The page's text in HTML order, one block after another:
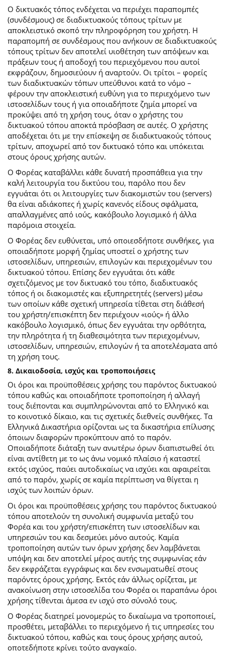
O δικτυακός τόπος ενδέχεται να περιέχει παραπομπές
(συνδέσμους) σε διαδικτυακούς τόπους τρίτων με
αποκλειστικό σκοπό την πληροφόρηση του χρήστη. Η
παραπομπή σε συνδέσμους που ανήκουν σε διαδικτυακούς
τόπους τρίτων δεν αποτελεί υιοθέτηση των απόψεων και
πράξεων τους ή αποδοχή του περιεχόμενου που αυτοί
εκφράζουν, δημοσιεύουν ή αναρτούν. Οι τρίτοι – φορείς
των διαδικτυακών τόπων υπεύθυνοι κατά το νόμο –
φέρουν την αποκλειστική ευθύνη για το περιεχόμενο των
ιστοσελίδων τους ή για οποιαδήποτε ζημία μπορεί να
προκύψει από τη χρήση τους, όταν ο χρήστης του
δικτυακού τόπου αποκτά πρόσβαση σε αυτές. Ο χρήστης
αποδέχεται ότι με την επίσκεψη σε διαδικτυακούς τόπους
τρίτων, αποχωρεί από τον δικτυακό τόπο και υπόκειται
στους όρους χρήσης αυτών.
Ο Φορέας καταβάλλει κάθε δυνατή προσπάθεια για την
καλή λειτουργία του δικτύου του, παρόλο που δεν
εγγυάται ότι οι λειτουργίες των διακομιστών του (servers)
θα είναι αδιάκοπες ή χωρίς κανενός είδους σφάλματα,
απαλλαγμένες από ιούς, κακόβουλο λογισμικό ή άλλα
παρόμοια στοιχεία.
Ο Φορέας δεν ευθύνεται, υπό οποιεσδήποτε συνθήκες, για
οποιαδήποτε μορφή ζημίας υποστεί ο χρήστης των
ιστοσελίδων, υπηρεσιών, επιλογών και περιεχομένων του
δικτυακού τόπου. Επίσης δεν εγγυάται ότι κάθε
σχετιζόμενος με τον δικτυακό του τόπο, διαδικτυακός
τόπος ή οι διακομιστές και εξυπηρετητές (servers) μέσω
των οποίων κάθε σχετική υπηρεσία τίθεται στη διάθεσή
του χρήστη/επισκέπτη δεν περιέχουν «ιούς» ή άλλο
κακόβουλο λογισμικό, όπως δεν εγγυάται την ορθότητα,
την πληρότητα ή τη διαθεσιμότητα των περιεχομένων,
ιστοσελίδων, υπηρεσιών, επιλογών ή τα αποτελέσματα από
τη χρήση τους.
8. Δικαιοδοσία, ισχύς και τροποποιήσεις
Οι όροι και προϋποθέσεις χρήσης του παρόντος δικτυακού
τόπου καθώς και οποιαδήποτε τροποποίηση ή αλλαγή
τους διέπονται και συμπληρώνονται από το Ελληνικό και
το κοινοτικό δίκαιο, και τις σχετικές διεθνείς συνθήκες. Τα
Ελληνικά Δικαστήρια ορίζονται ως τα δικαστήρια επίλυσης
όποιων διαφορών προκύπτουν από το παρόν.
Οποιαδήποτε διάταξη των ανωτέρω όρων διαπιστωθεί ότι
είναι αντίθετη με το ως άνω νομικό πλαίσιο ή καταστεί
εκτός ισχύος, παύει αυτοδικαίως να ισχύει και αφαιρείται
από το παρόν, χωρίς σε καμία περίπτωση να θίγεται η
ισχύς των λοιπών όρων.
Οι όροι και προϋποθέσεις χρήσης του παρόντος δικτυακού
τόπου αποτελούν τη συνολική συμφωνία μεταξύ του
Φορέα και του χρήστη/επισκέπτη των ιστοσελίδων και
υπηρεσιών του και δεσμεύει μόνο αυτούς. Καμία
τροποποίηση αυτών των όρων χρήσης δεν λαμβάνεται
υπόψη και δεν αποτελεί μέρος αυτής της συμφωνίας εάν
δεν εκφράζεται εγγράφως και δεν ενσωματωθεί στους
παρόντες όρους χρήσης. Εκτός εάν άλλως ορίζεται, με
ανακοίνωση στην ιστοσελίδα του Φορέα οι παραπάνω όροι
χρήσης τίθενται άμεσα εν ισχύ στο σύνολό τους.
Ο Φορέας διατηρεί μονομερώς το δικαίωμα να τροποποιεί,
προσθέτει, μεταβάλλει το περιεχόμενο ή τις υπηρεσίες του
δικτυακού τόπου, καθώς και τους όρους χρήσης αυτού,
οποτεδήποτε κρίνει τούτο αναγκαίο.